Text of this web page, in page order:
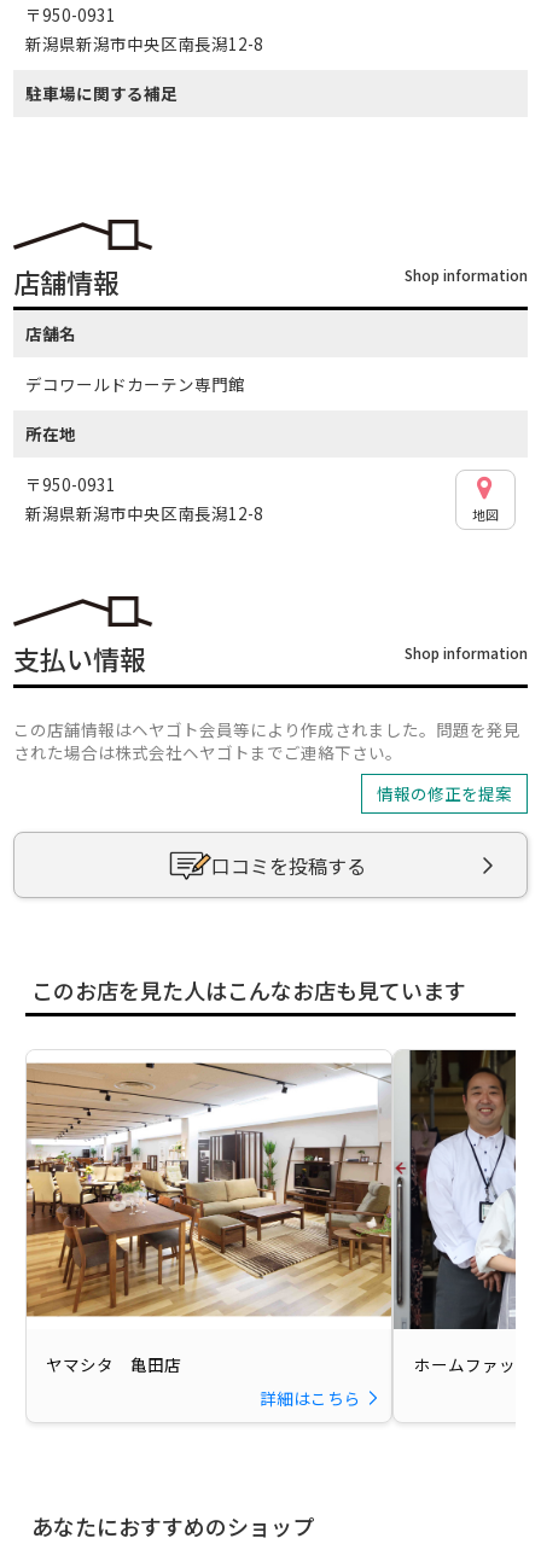
〒950-0931
新潟県新潟市中央区南長潟12-8
駐車場に関する補足
店舗情報 Shop information
店舗名
デコワールドカーテン専門館
所在地
〒950-0931
新潟県新潟市中央区南長潟12-8
地図
支払い情報 Shop information
この店舗情報はヘヤゴト会員等により作成されました。問題を発見
された場合は株式会社ヘヤゴトまでご連絡下さい。
情報の修正を提案
口コミを投稿する
このお店を見た人はこんなお店も見ています
ヤマシタ 亀田店
詳細はこちら
ホームファッシ
あなたにおすすめのショップ